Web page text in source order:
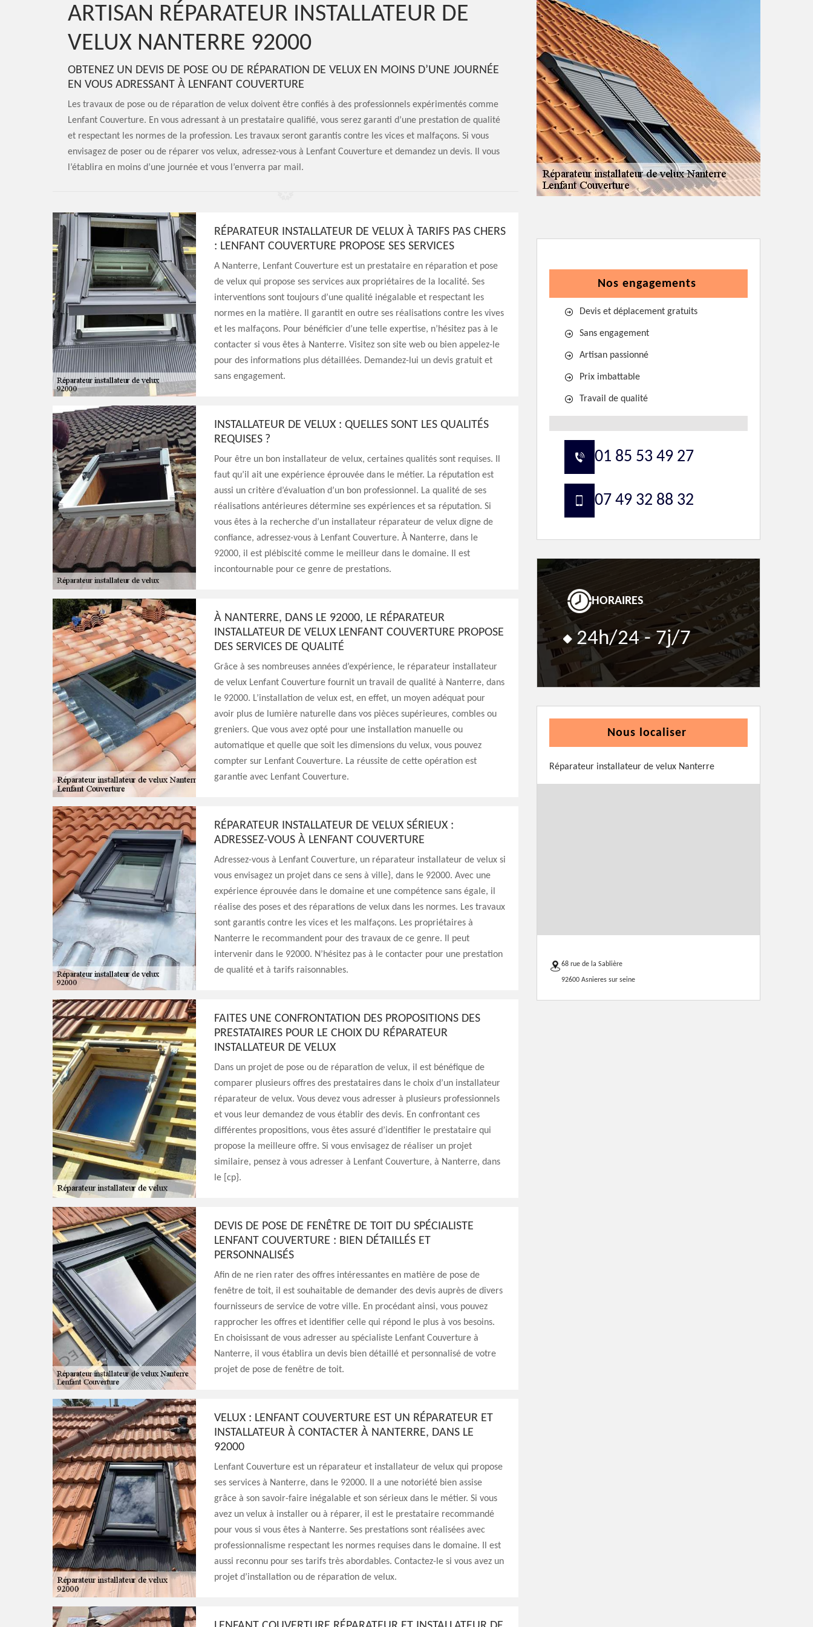
ARTISAN RÉPARATEUR INSTALLATEUR DE
VELUX NANTERRE 92000
OBTENEZ UN DEVIS DE POSE OU DE RÉPARATION DE VELUX EN MOINS D’UNE JOURNÉE
EN VOUS ADRESSANT À LENFANT COUVERTURE
Les travaux de pose ou de réparation de velux doivent être confiés à des professionnels expérimentés comme
Lenfant Couverture. En vous adressant à un prestataire qualifié, vous serez garanti d’une prestation de qualité
et respectant les normes de la profession. Les travaux seront garantis contre les vices et malfaçons. Si vous
envisagez de poser ou de réparer vos velux, adressez-vous à Lenfant Couverture et demandez un devis. Il vous
l’établira en moins d’une journée et vous l’enverra par mail.
RÉPARATEUR INSTALLATEUR DE VELUX À TARIFS PAS CHERS
: LENFANT COUVERTURE PROPOSE SES SERVICES
A Nanterre, Lenfant Couverture est un prestataire en réparation et pose
de velux qui propose ses services aux propriétaires de la localité. Ses
interventions sont toujours d’une qualité inégalable et respectant les
normes en la matière. Il garantit en outre ses réalisations contre les vives
et les malfaçons. Pour bénéficier d’une telle expertise, n’hésitez pas à le
contacter si vous êtes à Nanterre. Visitez son site web ou bien appelez-le
pour des informations plus détaillées. Demandez-lui un devis gratuit et
sans engagement.
INSTALLATEUR DE VELUX : QUELLES SONT LES QUALITÉS
REQUISES ?
Pour être un bon installateur de velux, certaines qualités sont requises. Il
faut qu’il ait une expérience éprouvée dans le métier. La réputation est
aussi un critère d’évaluation d’un bon professionnel. La qualité de ses
réalisations antérieures détermine ses expériences et sa réputation. Si
vous êtes à la recherche d’un installateur réparateur de velux digne de
confiance, adressez-vous à Lenfant Couverture. À Nanterre, dans le
92000, il est plébiscité comme le meilleur dans le domaine. Il est
incontournable pour ce genre de prestations.
À NANTERRE, DANS LE 92000, LE RÉPARATEUR
INSTALLATEUR DE VELUX LENFANT COUVERTURE PROPOSE
DES SERVICES DE QUALITÉ
Grâce à ses nombreuses années d’expérience, le réparateur installateur
de velux Lenfant Couverture fournit un travail de qualité à Nanterre, dans
le 92000. L’installation de velux est, en effet, un moyen adéquat pour
avoir plus de lumière naturelle dans vos pièces supérieures, combles ou
greniers. Que vous avez opté pour une installation manuelle ou
automatique et quelle que soit les dimensions du velux, vous pouvez
compter sur Lenfant Couverture. La réussite de cette opération est
garantie avec Lenfant Couverture.
RÉPARATEUR INSTALLATEUR DE VELUX SÉRIEUX :
ADRESSEZ-VOUS À LENFANT COUVERTURE
Adressez-vous à Lenfant Couverture, un réparateur installateur de velux si
vous envisagez un projet dans ce sens à ville}, dans le 92000. Avec une
expérience éprouvée dans le domaine et une compétence sans égale, il
réalise des poses et des réparations de velux dans les normes. Les travaux
sont garantis contre les vices et les malfaçons. Les propriétaires à
Nanterre le recommandent pour des travaux de ce genre. Il peut
intervenir dans le 92000. N’hésitez pas à le contacter pour une prestation
de qualité et à tarifs raisonnables.
FAITES UNE CONFRONTATION DES PROPOSITIONS DES
PRESTATAIRES POUR LE CHOIX DU RÉPARATEUR
INSTALLATEUR DE VELUX
Dans un projet de pose ou de réparation de velux, il est bénéfique de
comparer plusieurs offres des prestataires dans le choix d’un installateur
réparateur de velux. Vous devez vous adresser à plusieurs professionnels
et vous leur demandez de vous établir des devis. En confrontant ces
différentes propositions, vous êtes assuré d’identifier le prestataire qui
propose la meilleure offre. Si vous envisagez de réaliser un projet
similaire, pensez à vous adresser à Lenfant Couverture, à Nanterre, dans
le [cp}.
DEVIS DE POSE DE FENÊTRE DE TOIT DU SPÉCIALISTE
LENFANT COUVERTURE : BIEN DÉTAILLÉS ET
PERSONNALISÉS
Afin de ne rien rater des offres intéressantes en matière de pose de
fenêtre de toit, il est souhaitable de demander des devis auprès de divers
fournisseurs de service de votre ville. En procédant ainsi, vous pouvez
rapprocher les offres et identifier celle qui répond le plus à vos besoins.
En choisissant de vous adresser au spécialiste Lenfant Couverture à
Nanterre, il vous établira un devis bien détaillé et personnalisé de votre
projet de pose de fenêtre de toit.
VELUX : LENFANT COUVERTURE EST UN RÉPARATEUR ET
INSTALLATEUR À CONTACTER À NANTERRE, DANS LE
92000
Lenfant Couverture est un réparateur et installateur de velux qui propose
ses services à Nanterre, dans le 92000. Il a une notoriété bien assise
grâce à son savoir-faire inégalable et son sérieux dans le métier. Si vous
avez un velux à installer ou à réparer, il est le prestataire recommandé
pour vous si vous êtes à Nanterre. Ses prestations sont réalisées avec
professionnalisme respectant les normes requises dans le domaine. Il est
aussi reconnu pour ses tarifs très abordables. Contactez-le si vous avez un
projet d’installation ou de réparation de velux.
Nos engagements
Devis et déplacement gratuits
Sans engagement
Artisan passionné
Prix imbattable
Travail de qualité
01 85 53 49 27
07 49 32 88 32
HORAIRES
24h/24 - 7j/7
Nous localiser
Réparateur installateur de velux Nanterre
68 rue de la Sablière
92600 Asnieres sur seine